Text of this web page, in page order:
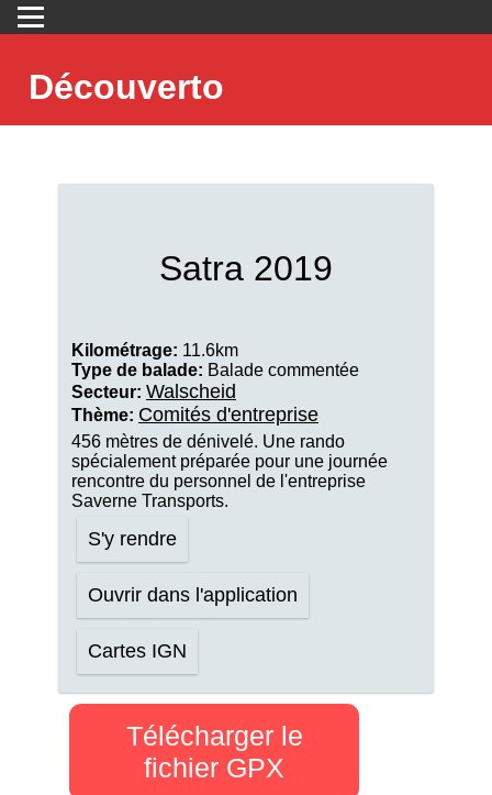
Découverto
Satra 2019
Kilométrage: 11.6km
Type de balade: Balade commentée
Secteur: Walscheid
Thème: Comités d'entreprise
456 mètres de dénivelé. Une rando
spécialement préparée pour une journée
rencontre du personnel de l'entreprise
Saverne Transports.
S'y rendre
Ouvrir dans l'application
Cartes IGN
Télécharger le
fichier GPX